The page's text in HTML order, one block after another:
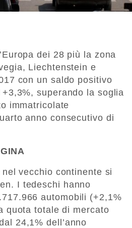
dei 28 più la zona
Liechtenstein e
con un saldo positivo
superando la soglia
immatricolate
anno consecutivo di
vecchio continente si
I tedeschi hanno
automobili (+2,1%
quota totale di mercato
24,1% dell’anno